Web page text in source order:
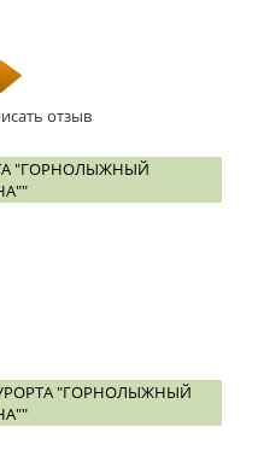
отзыв
"ГОРНОЛЫЖНЫЙ
"ГОРНОЛЫЖНЫЙ